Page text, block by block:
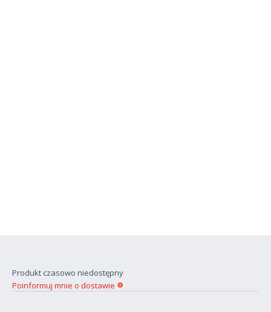
Produkt czasowo niedostępny
Poinformuj mnie o dostawie